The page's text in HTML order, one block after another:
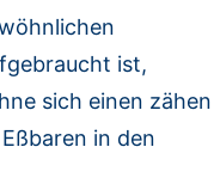
ist,
sich einen zähen
in den